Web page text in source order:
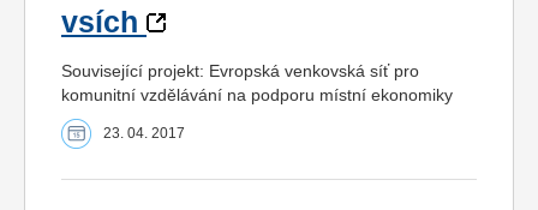
vsích
Související projekt: Evropská venkovská síť pro
komunitní vzdělávání na podporu místní ekonomiky
23. 04. 2017